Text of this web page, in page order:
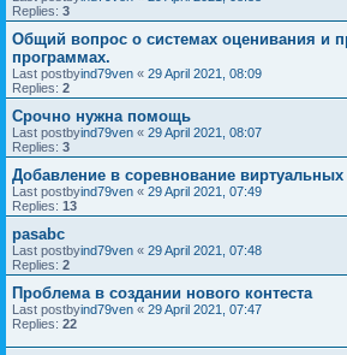
Replies: 3
Общий вопрос о системах оценивания и
программах.
Last postbyind79ven « 29 April 2021, 08:09
Replies: 2
Срочно нужна помощь
Last postbyind79ven « 29 April 2021, 08:07
Replies: 3
Добавление в соревнование
Last postbyind79ven « 29 April 2021, 07:49
Replies: 13
pasabc
Last postbyind79ven « 29 April 2021, 07:48
Replies: 2
Проблема в создании нового контеста
Last postbyind79ven « 29 April 2021, 07:47
Replies: 22